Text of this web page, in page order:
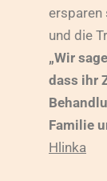
ersparen
und die
„Wir
dass ihr
Familie
Hlinka